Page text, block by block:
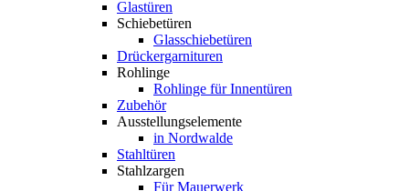
Glastüren
Schiebetüren
Glasschiebetüren
Drückergarnituren
Rohlinge
Rohlinge für Innentüren
Zubehör
Ausstellungselemente
in Nordwalde
Stahltüren
Stahlzargen
Für Mauerwerk